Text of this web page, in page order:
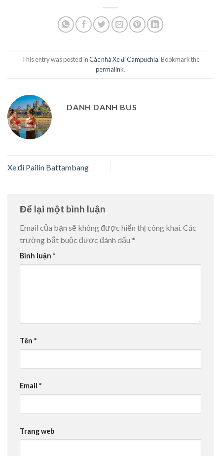
This entry was posted inCác nhà Xe đi Campuchia. Bookmark the
permalink.
DANH DANH BUS
Xe đi Pailin Battambang
Để lại một bình luận
Email của bạn sẽ không được hiển thị công khai.Các
trường bắt buộc được đánh dấu *
Bình luận *
Tên *
Email *
Trang web